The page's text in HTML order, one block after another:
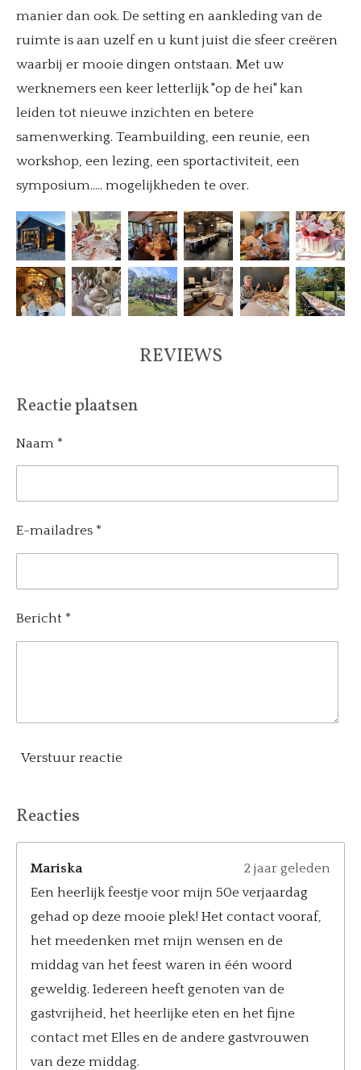
manier dan ook. De setting en aankleding van de
ruimte is aan uzelf en u kunt juist die sfeer creëren
waarbij er mooie dingen ontstaan. Met uw
werknemers een keer letterlijk "op de hei" kan
leiden tot nieuwe inzichten en betere
samenwerking. Teambuilding, een reunie, een
workshop, een lezing, een sportactiviteit, een
symposium..... mogelijkheden te over.
REVIEWS
Reactie plaatsen
Naam *
E-mailadres *
Bericht *
Verstuur reactie
Reacties
Mariska
2 jaar geleden
Een heerlijk feestje voor mijn 50e verjaardag
gehad op deze mooie plek! Het contact vooraf,
het meedenken met mijn wensen en de
middag van het feest waren in één woord
geweldig. Iedereen heeft genoten van de
gastvrijheid, het heerlijke eten en het fijne
contact met Elles en de andere gastvrouwen
van deze middag.